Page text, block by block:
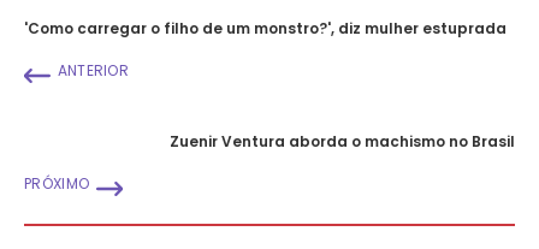
'Como carregar o filho de um monstro?', diz mulher estuprada
ANTERIOR
Zuenir Ventura aborda o machismo no Brasil
PRÓXIMO